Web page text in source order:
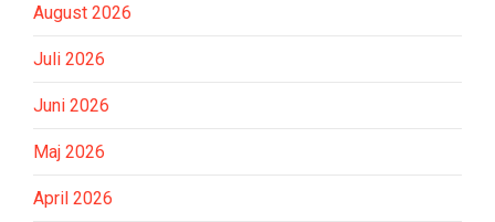
August 2026
Juli 2026
Juni 2026
Maj 2026
April 2026